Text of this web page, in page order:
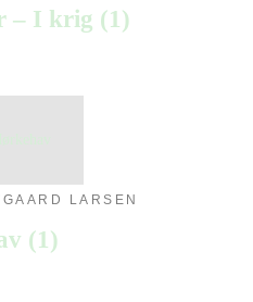
– I krig (1)
LARSEN
(1)